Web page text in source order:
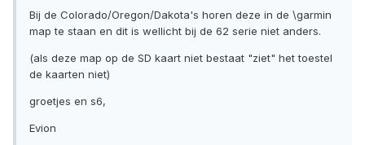
Bij de Colorado/Oregon/Dakota's horen deze in de \garmin
map te staan en dit is wellicht bij de 62 serie niet anders.
(als deze map op de SD kaart niet bestaat "ziet" het toestel
de kaarten niet)
groetjes en s6,
Evion